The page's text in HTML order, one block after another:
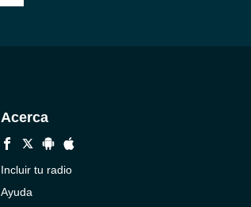
Acerca
Incluir tu radio
Ayuda